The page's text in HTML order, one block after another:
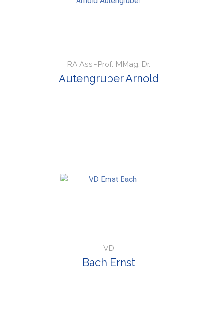
RA Ass.-Prof. MMag. Dr.
Autengruber Arnold
VD
Bach Ernst